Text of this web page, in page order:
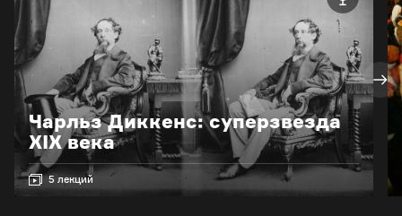
Чарльз Диккенс: суперзвезда
XIX века
5 лекций